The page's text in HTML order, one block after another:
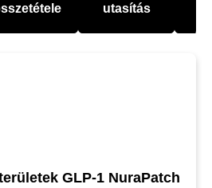
utasítás
GLP-1 NuraPatch